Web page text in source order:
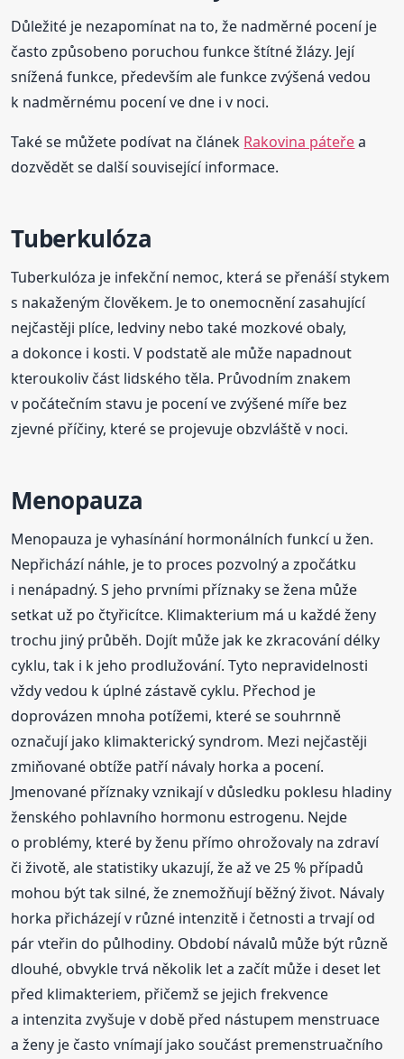
Důležité je nezapomínat na to, že nadměrné pocení je
často způsobeno poruchou funkce štítné žlázy. Její
snížená funkce, především ale funkce zvýšená vedou
k nadměrnému pocení ve dne i v noci.
Také se můžete podívat na článek Rakovina páteřea
dozvědět se další související informace.
Tuberkulóza
Tuberkulóza je infekční nemoc, která se přenáší stykem
s nakaženým člověkem. Je to onemocnění zasahující
nejčastěji plíce, ledviny nebo také mozkové obaly,
a dokonce i kosti. V podstatě ale může napadnout
kteroukoliv část lidského těla. Průvodním znakem
v počátečním stavu je pocení ve zvýšené míře bez
zjevné příčiny, které se projevuje obzvláště v noci.
Menopauza
Menopauza je vyhasínání hormonálních funkcí u žen.
Nepřichází náhle, je to proces pozvolný a zpočátku
i nenápadný. S jeho prvními příznaky se žena může
setkat už po čtyřicítce. Klimakterium má u každé ženy
trochu jiný průběh. Dojít může jak ke zkracování délky
cyklu, tak i k jeho prodlužování. Tyto nepravidelnosti
vždy vedou k úplné zástavě cyklu. Přechod je
doprovázen mnoha potížemi, které se souhrnně
označují jako klimakterický syndrom. Mezi nejčastěji
zmiňované obtíže patří návaly horka a pocení.
Jmenované příznaky vznikají v důsledku poklesu hladiny
ženského pohlavního hormonu estrogenu. Nejde
o problémy, které by ženu přímo ohrožovaly na zdraví
či životě, ale statistiky ukazují, že až ve 25 % případů
mohou být tak silné, že znemožňují běžný život. Návaly
horka přicházejí v různé intenzitě i četnosti a trvají od
pár vteřin do půlhodiny. Období návalů může být různě
dlouhé, obvykle trvá několik let a začít může i deset let
před klimakteriem, přičemž se jejich frekvence
a intenzita zvyšuje v době před nástupem menstruace
a ženy je často vnímají jako součást premenstruačního